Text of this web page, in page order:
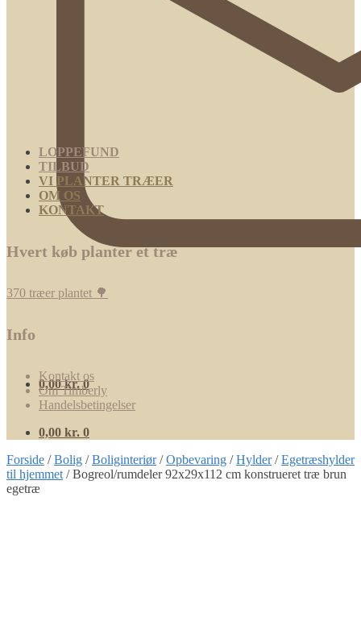
0,00kr. 0
LOPPEFUND
TILBUD
VI PLANTER TRÆER
OM OS
KONTAKT
Hvert køb planter et træ
370 træer plantet 🌳
Info
Kontakt os
Om Timberly
Handelsbetingelser
0,00 kr. 0
Forside /Bolig /Boliginteriør/Opbevaring /Hylder/Egetræshylder
til hjemmet /Bogreol/rumdeler 92x29x112 cm konstrueret træ brun
egetræ